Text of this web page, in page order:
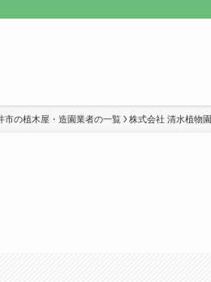
市の植木屋・造園業者の一覧 株式会社 清水植物園